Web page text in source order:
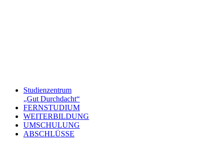
Studienzentrum
„Gut Durchdacht“
FERNSTUDIUM
WEITERBILDUNG
UMSCHULUNG
ABSCHLÜSSE